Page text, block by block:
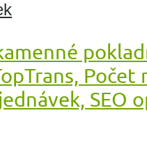
Počet
SEO